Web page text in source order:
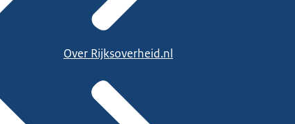
Over Rijksoverheid.nl